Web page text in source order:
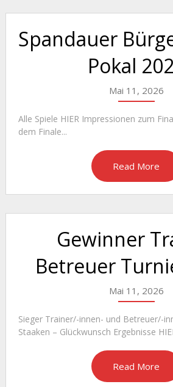
Spandauer
Pokal
Mai 11, 2026
Alle Spiele HIER Impressionen zum
dem Finale...
Read More
Gewinner
Betreuer
Mai 11, 2026
Sieger Trainer/-innen- und Betreuer/-
Staaken – Glückwunsch Ergebnisse
Read More